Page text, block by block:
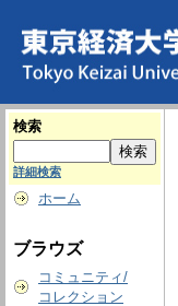
検索
詳細検索
ホーム
ブラウズ
コミュニティ/
コレクション